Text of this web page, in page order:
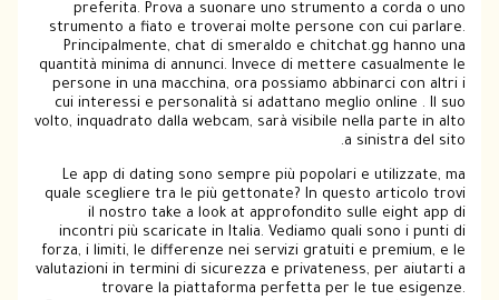
preferita. Prova a suonare uno strumento a corda o uno
strumento a fiato e troverai molte persone con cui parlare.
Principalmente, chat di smeraldo e chitchat.gg hanno una
quantità minima di annunci. Invece di mettere casualmente le
persone in una macchina, ora possiamo abbinarci con altri i
cui interessi e personalità si adattano meglio online . Il suo
volto, inquadrato dalla webcam, sarà visibile nella parte in alto
a sinistra del sito.
Le app di dating sono sempre più popolari e utilizzate, ma
quale scegliere tra le più gettonate? In questo articolo trovi
il nostro take a look at approfondito sulle eight app di
incontri più scaricate in Italia. Vediamo quali sono i punti di
forza, i limiti, le differenze nei servizi gratuiti e premium, e le
valutazioni in termini di sicurezza e privateness, per aiutarti a
trovare la piattaforma perfetta per le tue esigenze.